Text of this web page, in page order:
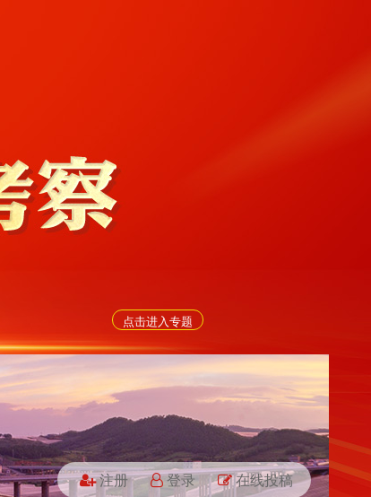
点击进入专题
注册 登录 在线投稿